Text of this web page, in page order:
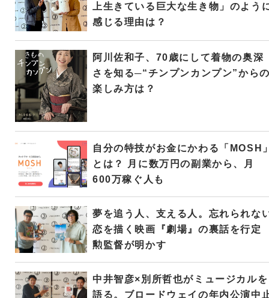
上生きている巨大な生き物」のよう
感じる理由は？
阿川佐和子、70歳にして着物の奥深
さを知る─“チンプンカンプン”から
楽しみ方は？
自分の特技がお金にかわる「MOSH
とは？ 月に数万円の副業から、月
600万稼ぐ人も
夢を追う人、支える人。忘れられな
恋を描く映画『劇場』の裏話を行定
勲監督が明かす
中井智彦×別所哲也がミュージカルを
語る。ブロードウェイの年内公演中